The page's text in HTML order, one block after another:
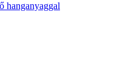
hanganyaggal